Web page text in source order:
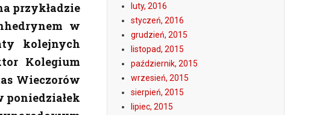
przykładzie
w
kolejnych
Kolegium
Wieczorów
poniedziałek
luty, 2016
styczeń, 2016
grudzień, 2015
listopad, 2015
październik, 2015
wrzesień, 2015
sierpień, 2015
lipiec, 2015